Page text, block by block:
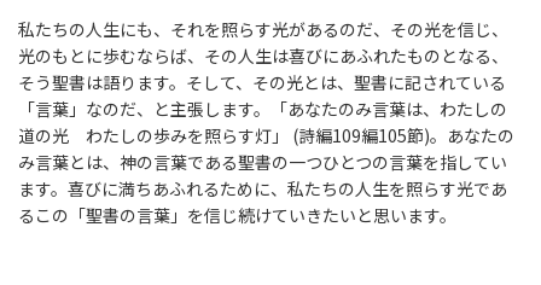
私たちの人生にも、それを照らす光があるのだ、その光を信じ、
光のもとに歩むならば、その人生は喜びにあふれたものとなる、
そう聖書は語ります。そして、その光とは、聖書に記されている
「言葉」なのだ、と主張します。「あなたのみ言葉は、わたしの
道の光 わたしの歩みを照らす灯」 (詩編109編105節)。あなたの
み言葉とは、神の言葉である聖書の一つひとつの言葉を指してい
ます。喜びに満ちあふれるために、私たちの人生を照らす光であ
るこの「聖書の言葉」を信じ続けていきたいと思います。